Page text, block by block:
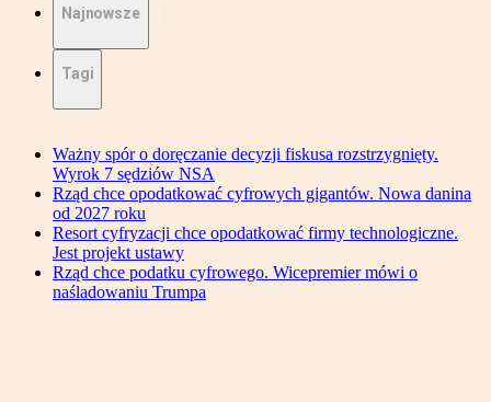
Najnowsze
Tagi
Ważny spór o doręczanie decyzji fiskusa rozstrzygnięty.
Wyrok 7 sędziów NSA
Rząd chce opodatkować cyfrowych gigantów. Nowa danina
od 2027 roku
Resort cyfryzacji chce opodatkować firmy technologiczne.
Jest projekt ustawy
Rząd chce podatku cyfrowego. Wicepremier mówi o
naśladowaniu Trumpa